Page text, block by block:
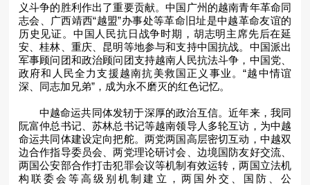
义斗争的胜利作出了重要贡献。中国广州的越南青年革命同
志会、广西靖西“越盟”办事处等革命旧址是中越革命友谊的
历史见证。中国人民抗日战争时期，胡志明主席先后在延
安、桂林、重庆、昆明等地参与和支持中国抗战。中国派出
军事顾问团和政治顾问团支持越南人民抗法斗争，中国党、
政府和人民全力支援越南抗美救国正义事业。“越中情谊
深、同志加兄弟”，成为永不磨灭的红色记忆。
中越命运共同体发轫于深厚的政治互信。近年来，我同
阮富仲总书记、苏林总书记等越南领导人多轮互访，为中越
命运共同体建设定向把舵。两党两国高层密切互动，中越双
边合作指导委员会、两党理论研讨会、边境国防友好交流、
两国公安部合作打击犯罪会议等机制有效运转，两国立法机
构联委会等高级别机制建立，两国外交、国防、公